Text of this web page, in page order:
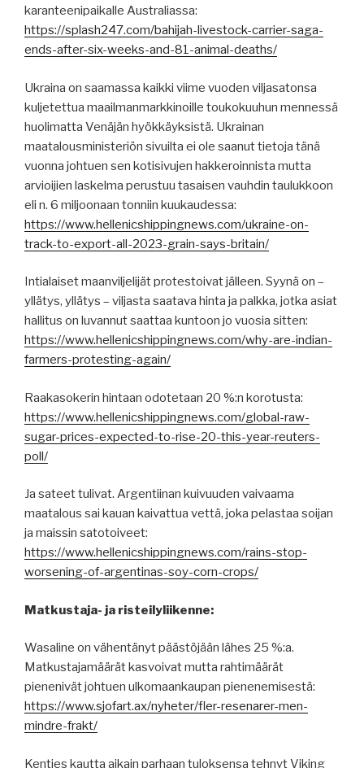
karanteenipaikalle Australiassa:
https://splash247.com/bahijah-livestock-carrier-saga-
ends-after-six-weeks-and-81-animal-deaths/
Ukraina on saamassa kaikki viime vuoden viljasatonsa
kuljetettua maailmanmarkkinoille toukokuuhun mennessä
huolimatta Venäjän hyökkäyksistä. Ukrainan
maatalousministeriön sivuilta ei ole saanut tietoja tänä
vuonna johtuen sen kotisivujen hakkeroinnista mutta
arvioijien laskelma perustuu tasaisen vauhdin taulukkoon
eli n. 6 miljoonaan tonniin kuukaudessa:
https://www.hellenicshippingnews.com/ukraine-on-
track-to-export-all-2023-grain-says-britain/
Intialaiset maanviljelijät protestoivat jälleen. Syynä on –
yllätys, yllätys – viljasta saatava hinta ja palkka, jotka asiat
hallitus on luvannut saattaa kuntoon jo vuosia sitten:
https://www.hellenicshippingnews.com/why-are-indian-
farmers-protesting-again/
Raakasokerin hintaan odotetaan 20 %:n korotusta:
https://www.hellenicshippingnews.com/global-raw-
sugar-prices-expected-to-rise-20-this-year-reuters-
poll/
Ja sateet tulivat. Argentiinan kuivuuden vaivaama
maatalous sai kauan kaivattua vettä, joka pelastaa soijan
ja maissin satotoiveet:
https://www.hellenicshippingnews.com/rains-stop-
worsening-of-argentinas-soy-corn-crops/
Matkustaja- ja risteilyliikenne:
Wasaline on vähentänyt päästöjään lähes 25 %:a.
Matkustajamäärät kasvoivat mutta rahtimäärät
pienenivät johtuen ulkomaankaupan pienenemisestä:
https://www.sjofart.ax/nyheter/fler-resenarer-men-
mindre-frakt/
Kenties kautta aikain parhaan tuloksensa tehnyt Viking